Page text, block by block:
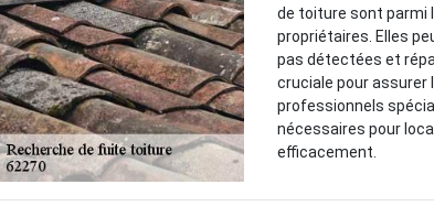
de toiture sont parmi
propriétaires. Elles
pas détectées et
cruciale pour assurer
professionnels
nécessaires pour
efficacement.